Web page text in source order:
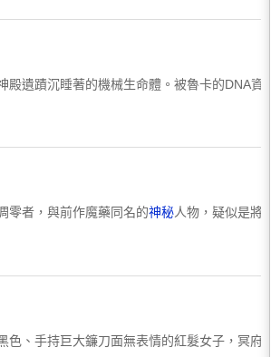
殿遺蹟沉睡著的機械生命體。被魯卡的DNA
零者，與前作魔藥同名的神秘人物，疑似是將
色、手持巨大鐮刀面無表情的紅髮女子，冥